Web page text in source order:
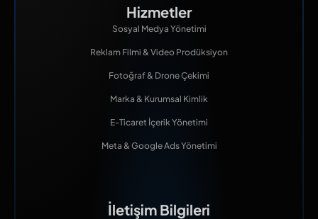
Hizmetler
Sosyal Medya Yönetimi
Reklam Filmi & Video Prodüksiyon
Fotoğraf & Drone Çekimi
Marka & Kurumsal Kimlik
E-Ticaret İçerik Yönetimi
Meta & Google Ads Yönetimi
İletişim Bilgileri